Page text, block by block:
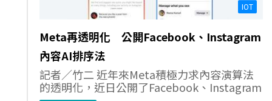
IOT
Meta再透明化 公開Facebook、Instagram
內容AI排序法
記者／竹二 近年來Meta積極力求內容演算法
的透明化，近日公開了Facebook、Instagram